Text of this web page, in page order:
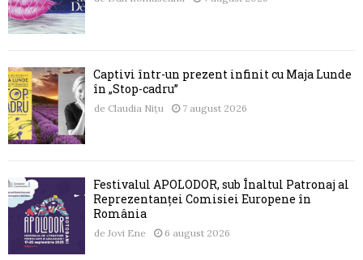
Captivi într-un prezent infinit cu Maja Lunde
în „Stop-cadru”
de Claudia Nițu 7 august 2026
Festivalul APOLODOR, sub Înaltul Patronaj al
Reprezentanței Comisiei Europene în
România
de Jovi Ene 6 august 2026